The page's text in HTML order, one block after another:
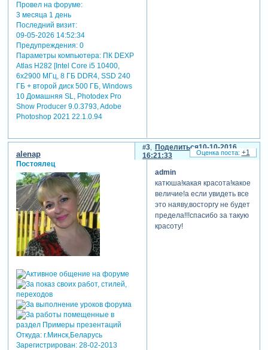
Провел на форуме:
3 месяца 1 день
Последний визит:
09-05-2026 14:52:34
Предупреждения:0
Параметры компьютера:ПК DEXP
Atlas H282 [Intel Core i5 10400,
6x2900 МГц, 8 ГБ DDR4, SSD 240
ГБ + второй диск 500 ГБ, Windows
10 Домашняя SL, Photodex Pro
Show Producer 9.0.3793, Adobe
Photoshop 2021 22.1.0.94
Поделиться
3
10-10-2016
16:21:33
alenap
Постоялец
Откуда:г.Минск,Беларусь
Зарегистрирован: 28-02-2013
admin
катюша!какая красота!какое
величие!а если увидеть все
это наяву,восторгу не будет
предела!!!спасибо за такую
красоту!
+1